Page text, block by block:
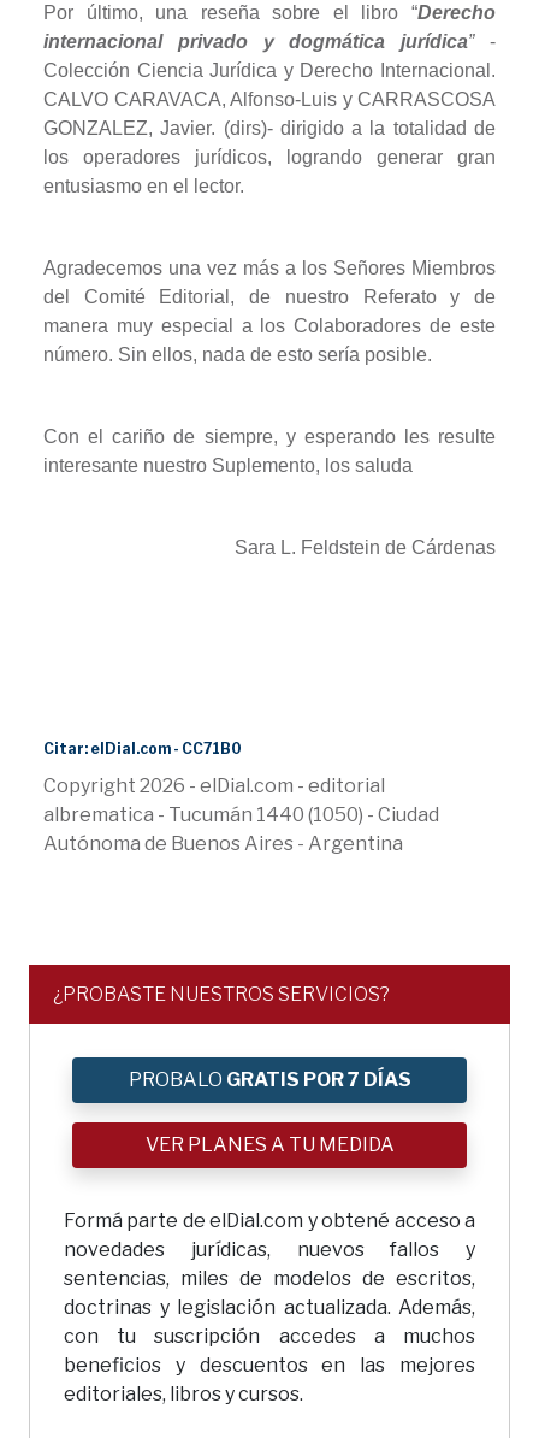
Por último, una reseña sobre el libro “Derecho
internacional privado y dogmática jurídica”-
Colección Ciencia Jurídica y Derecho Internacional.
CALVO CARAVACA, Alfonso-Luis y CARRASCOSA
GONZALEZ, Javier. (dirs)- dirigido a la totalidad de
los operadores jurídicos, logrando generar gran
entusiasmo en el lector.
Agradecemos una vez más a los Señores Miembros
del Comité Editorial, de nuestro Referato y de
manera muy especial a los Colaboradores de este
número. Sin ellos, nada de esto sería posible.
Con el cariño de siempre, y esperando les resulte
interesante nuestro Suplemento, los saluda
Sara L. Feldstein de Cárdenas
Citar: elDial.com - CC71B0
Copyright 2026 - elDial.com - editorial
albrematica - Tucumán 1440 (1050) - Ciudad
Autónoma de Buenos Aires - Argentina
¿PROBASTE NUESTROS SERVICIOS?
PROBALO GRATIS POR 7 DÍAS
VER PLANES A TU MEDIDA
Formá parte de elDial.com y obtené acceso a
novedades jurídicas, nuevos fallos y
sentencias, miles de modelos de escritos,
doctrinas y legislación actualizada. Además,
con tu suscripción accedes a muchos
beneficios y descuentos en las mejores
editoriales, libros y cursos.